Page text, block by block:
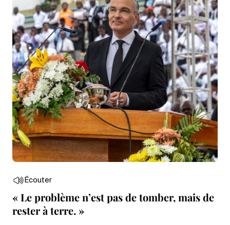
Écouter
« Le problème n’est pas de tomber, mais de
rester à terre. »